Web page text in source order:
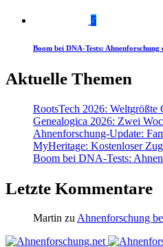
5
Boom bei DNA-Tests:
Aktuelle Themen
RootsTech 2026:
Genealogica 2026: Zwei
Ahnenforschung-Update:
MyHeritage: Kostenloser
Boom bei DNA-Tests:
Letzte Kommentare
Martin zu Ahnenforschung